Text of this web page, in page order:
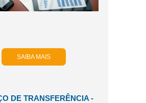
SAIBA MAIS
DE TRANSFERÊNCIA -